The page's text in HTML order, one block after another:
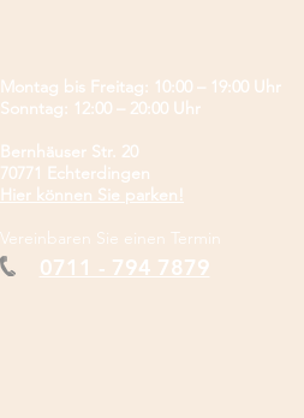
Montag bis Freitag: 10:00 – 19:00 Uhr
Sonntag: 12:00 – 20:00 Uhr
Bernhäuser Str. 20
70771 Echterdingen
Hier können Sie parken!
Vereinbaren Sie einen Termin
0711 - 794 7879